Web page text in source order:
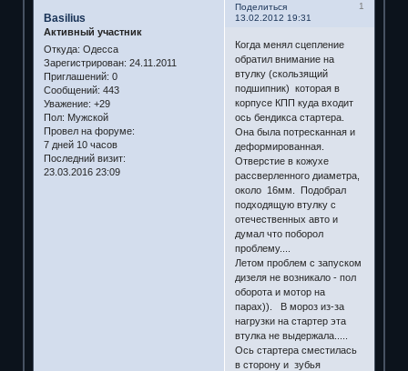
Поделиться
1
13.02.2012 19:31
Basilius
Активный участник
Откуда: Одесса
Зарегистрирован: 24.11.2011
Приглашений: 0
Сообщений: 443
Уважение: +29
Пол: Мужской
Провел на форуме:
7 дней 10 часов
Последний визит:
23.03.2016 23:09
Когда менял сцепление
обратил внимание на
втулку (скользящий
подшипник) которая в
корпусе КПП куда входит
ось бендикса стартера.
Она была потресканная и
деформированная.
Отверстие в кожухе
рассверленного диаметра,
около 16мм. Подобрал
подходящую втулку с
отечественных авто и
думал что поборол
проблему....
Летом проблем с запуском
дизеля не возникало - пол
оборота и мотор на
парах)). В мороз из-за
нагрузки на стартер эта
втулка не выдержала.....
Ось стартера сместилась
в сторону и зубья